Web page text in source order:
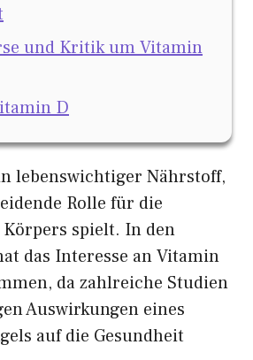
und Kritik um Vitamin
D
lebenswichtiger Nährstoff,
Rolle für die
Körpers spielt. In den
das Interesse an Vitamin
da zahlreiche Studien
Auswirkungen eines
auf die Gesundheit